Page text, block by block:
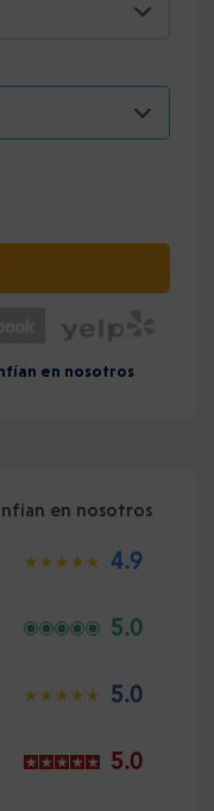
en nosotros
en nosotros
4.9
5.0
5.0
5.0